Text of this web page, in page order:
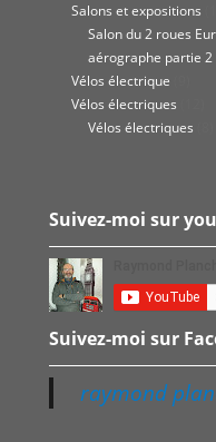
Salons et expositions
Salon du 2 roues
aérographe partie 2
Vélos électrique
Vélos électriques
Vélos électriques
Suivez-moi sur
Suivez-moi sur
raymond